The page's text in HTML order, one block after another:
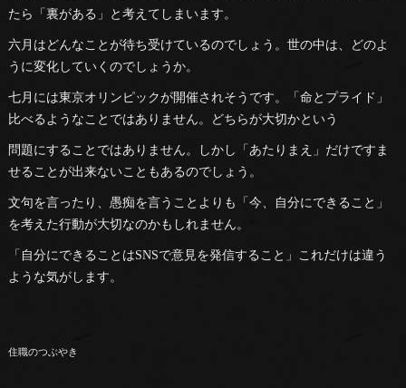
たら「裏がある」と考えてしまいます。
六月はどんなことが待ち受けているのでしょう。世の中は、どのよ
うに変化していくのでしょうか。
七月には東京オリンピックが開催されそうです。「命とプライド」
比べるようなことではありません。どちらが大切かという
問題にすることではありません。しかし「あたりまえ」だけですま
せることが出来ないこともあるのでしょう。
文句を言ったり、愚痴を言うことよりも「今、自分にできること」
を考えた行動が大切なのかもしれません。
「自分にできることはSNSで意見を発信すること」これだけは違う
ような気がします。
住職のつぶやき